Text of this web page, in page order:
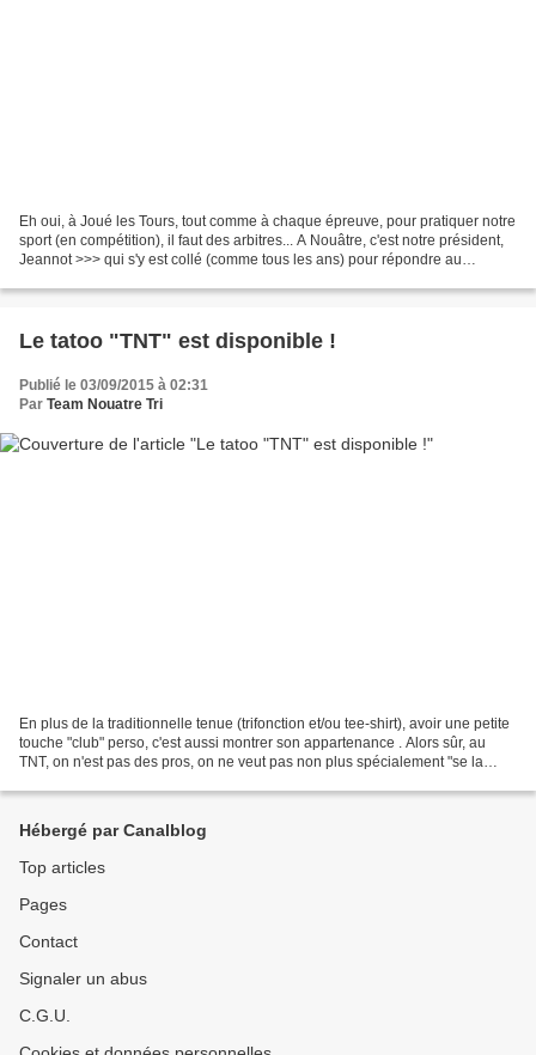
Eh oui, à Joué les Tours, tout comme à chaque épreuve, pour pratiquer notre
sport (en compétition), il faut des arbitres... A Nouâtre, c'est notre président,
Jeannot >>> qui s'y est collé (comme tous les ans) pour répondre au
Le tatoo "TNT" est disponible !
Publié le 03/09/2015 à 02:31
Par Team Nouatre Tri
En plus de la traditionnelle tenue (trifonction et/ou tee-shirt), avoir une petite
touche "club" perso, c'est aussi montrer son appartenance . Alors sûr, au
TNT, on n'est pas des pros, on ne veut pas non plus spécialement "se la
Hébergé par Canalblog
Top articles
Pages
Contact
Signaler un abus
C.G.U.